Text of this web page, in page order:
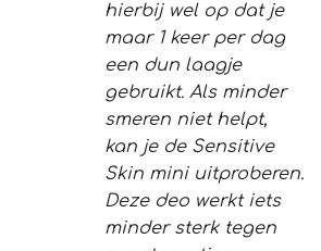
hierbij wel op dat je
maar 1 keer per dag
een dun laagje
gebruikt. Als minder
smeren niet helpt,
kan je de Sensitive
Skin mini uitproberen.
Deze deo werkt iets
minder sterk tegen